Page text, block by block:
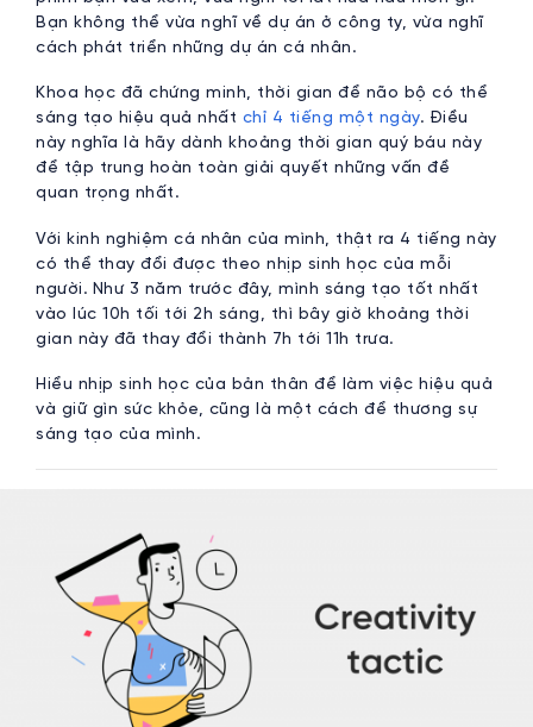
Bạn không thể vừa nghĩ về dự án ở công ty, vừa nghĩ
cách phát triển những dự án cá nhân.
Khoa học đã chứng minh, thời gian để não bộ có thể
sáng tạo hiệu quả nhất chỉ 4 tiếng một ngày. Điều
này nghĩa là hãy dành khoảng thời gian quý báu này
để tập trung hoàn toàn giải quyết những vấn đề
quan trọng nhất.
Với kinh nghiệm cá nhân của mình, thật ra 4 tiếng này
có thể thay đổi được theo nhịp sinh học của mỗi
người. Như 3 năm trước đây, mình sáng tạo tốt nhất
vào lúc 10h tối tới 2h sáng, thì bây giờ khoảng thời
gian này đã thay đổi thành 7h tới 11h trưa.
Hiểu nhịp sinh học của bản thân để làm việc hiệu quả
và giữ gìn sức khỏe, cũng là một cách để thương sự
sáng tạo của mình.